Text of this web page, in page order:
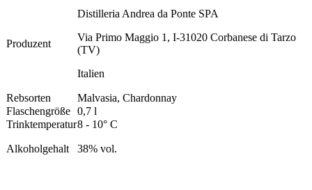
Produzent
Distilleria Andrea da Ponte SPA
Via Primo Maggio 1, I-31020 Corbanese di Tarzo
(TV)
Italien
Rebsorten
Malvasia, Chardonnay
Flaschengröße 0,7 l
Trinktemperatur8 - 10° C
Alkoholgehalt 38% vol.